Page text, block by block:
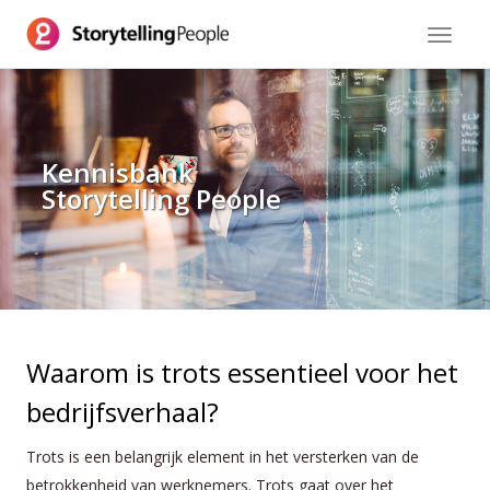
Toggle
Kennisbank
Storytelling People
Waarom is trots essentieel voor het
bedrijfsverhaal?
Trots is een belangrijk element in het versterken van de
betrokkenheid van werknemers. Trots gaat over het